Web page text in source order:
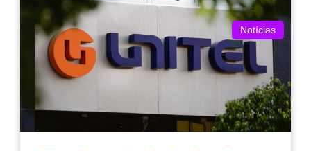
Notícias